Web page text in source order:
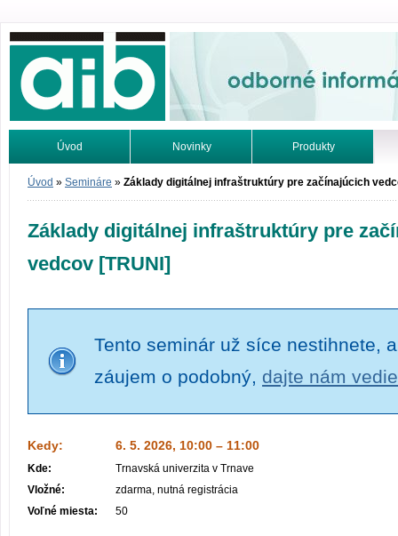
Odborné informácie. Online.
Úvod Novinky Produkty
Vyhľadávanie Tutoriály
Úvod » Semináre » Základy digitálnej infraštruktúry pre začínajúcich
Základy digitálnej infraštruktúry pre
vedcov [TRUNI]
Tento seminár už síce nestihnete,
záujem o podobný, dajte nám
Kedy: 6. 5. 2026, 10:00 – 11:00
Kde:
Trnavská univerzita v Trnave
Vložné:
zdarma, nutná registrácia
Voľné miesta:
50